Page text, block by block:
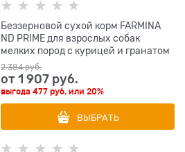
Беззерновой cухой корм FARMINA
ND PRIME для взрослых собак
мелких пород с курицей и гранатом
2 384 руб.
от1 907 руб.
выгода477 руб. или20%
ВЫБРАТЬ